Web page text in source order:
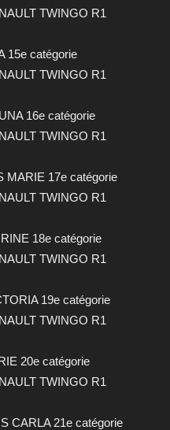
TWINGO R1
15e catégorie
TWINGO R1
16e catégorie
TWINGO R1
MARIE 17e catégorie
TWINGO R1
18e catégorie
TWINGO R1
19e catégorie
TWINGO R1
20e catégorie
TWINGO R1
CARLA 21e catégorie